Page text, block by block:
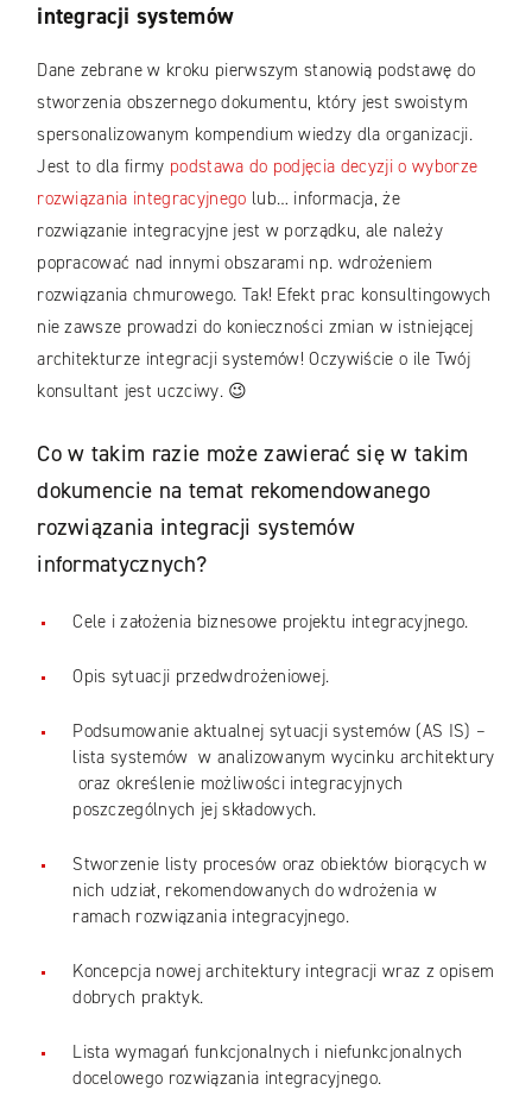
integracji systemów
Dane zebrane w kroku pierwszym stanowią podstawę do
stworzenia obszernego dokumentu, który jest swoistym
spersonalizowanym kompendium wiedzy dla organizacji.
Jest to dla firmy podstawa do podjęcia decyzji o wyborze
rozwiązania integracyjnego lub… informacja, że
rozwiązanie integracyjne jest w porządku, ale należy
popracować nad innymi obszarami np. wdrożeniem
rozwiązania chmurowego. Tak! Efekt prac konsultingowych
nie zawsze prowadzi do konieczności zmian w istniejącej
architekturze integracji systemów! Oczywiście o ile Twój
konsultant jest uczciwy. 😉
Co w takim razie może zawierać się w takim
dokumencie na temat rekomendowanego
rozwiązania integracji systemów
informatycznych?
Cele i założenia biznesowe projektu integracyjnego.
Opis sytuacji przedwdrożeniowej.
Podsumowanie aktualnej sytuacji systemów (AS IS) –
lista systemów w analizowanym wycinku architektury
oraz określenie możliwości integracyjnych
poszczególnych jej składowych.
Stworzenie listy procesów oraz obiektów biorących w
nich udział, rekomendowanych do wdrożenia w
ramach rozwiązania integracyjnego.
Koncepcja nowej architektury integracji wraz z opisem
dobrych praktyk.
Lista wymagań funkcjonalnych i niefunkcjonalnych
docelowego rozwiązania integracyjnego.